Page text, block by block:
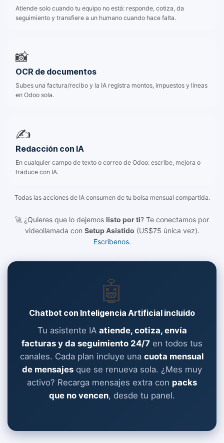
Atiende solo cuando tu equipo no está: responde, cotiza, da
seguimiento y transfiere a un humano cuando hace falta.
📸
OCR de documentos
Subes una factura/recibo y la IA registra montos, impuestos y líneas
en Odoo sola.
✍️
Redacción con IA
En cualquier campo de texto o correo de Odoo: escribe, mejora o
traduce con IA.
Todas las acciones de IA consumen de tu bolsa mensual compartida.
🚀 ¿Quieres que lo dejemos listo por ti? Te conectamos por
videollamada con Setup Asistido (US$75 única vez).
Escríbenos.
🤖
Chatbot con Inteligencia Artificial incluido
Tu asistente IA atiende, cotiza, envía
facturas y da seguimiento 24/7 en todos tus
canales. Cada plan incluye una cuota mensual
de mensajes que se renueva sola. ¿Mes muy
activo? Recarga mensajes extra con packs
que no vencen, desde tu panel.